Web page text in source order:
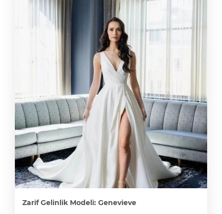
Zarif Gelinlik Modeli: Genevieve